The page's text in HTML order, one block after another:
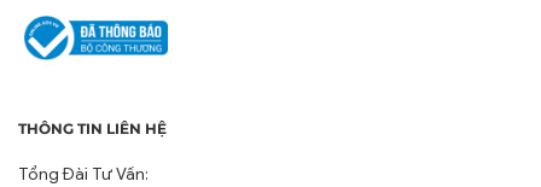
THÔNG TIN LIÊN HỆ
Tổng Đài Tư Vấn: